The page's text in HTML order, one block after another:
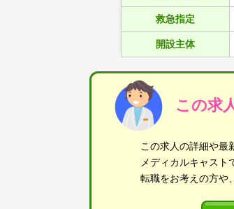
救急指定
開設主体
この求
この求人の詳細や最
メディカルキャスト
転職をお考えの方や